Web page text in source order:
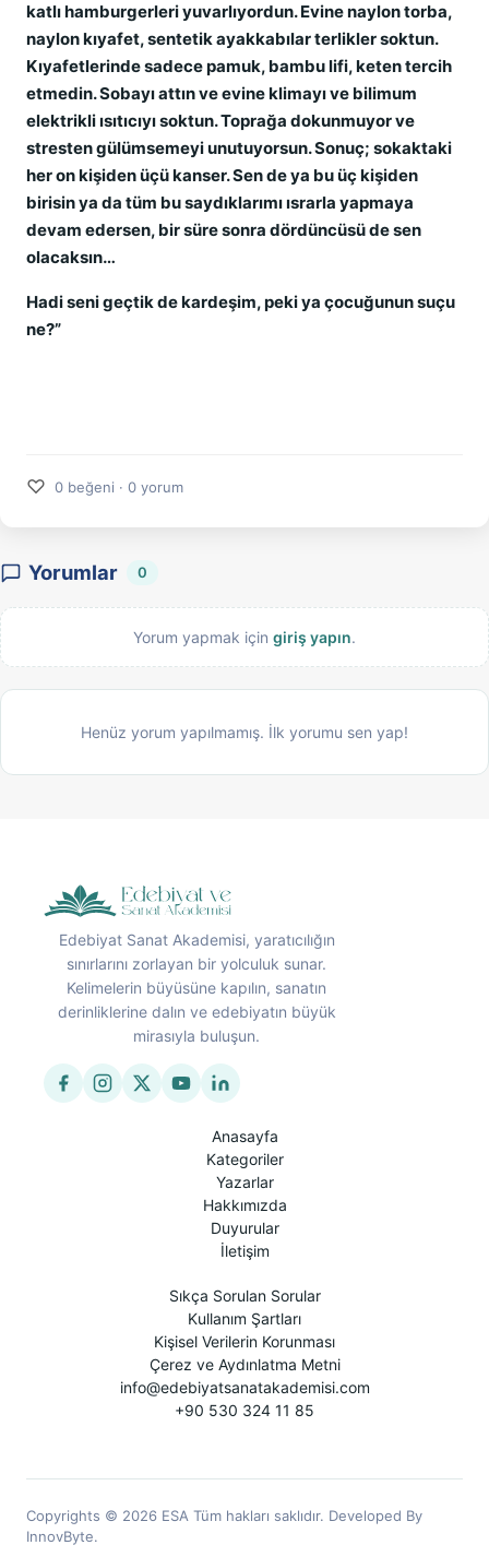
katlı hamburgerleri yuvarlıyordun. Evine naylon torba,
naylon kıyafet, sentetik ayakkabılar terlikler soktun.
Kıyafetlerinde sadece pamuk, bambu lifi, keten tercih
etmedin. Sobayı attın ve evine klimayı ve bilimum
elektrikli ısıtıcıyı soktun. Toprağa dokunmuyor ve
stresten gülümsemeyi unutuyorsun. Sonuç; sokaktaki
her on kişiden üçü kanser. Sen de ya bu üç kişiden
birisin ya da tüm bu saydıklarımı ısrarla yapmaya
devam edersen, bir süre sonra dördüncüsü de sen
olacaksın…
Hadi seni geçtik de kardeşim, peki ya çocuğunun suçu
ne?”
♡ 0 beğeni · 0 yorum
Yorumlar 0
Yorum yapmak için giriş yapın.
Henüz yorum yapılmamış. İlk yorumu sen yap!
Edebiyat Sanat Akademisi, yaratıcılığın
sınırlarını zorlayan bir yolculuk sunar.
Kelimelerin büyüsüne kapılın, sanatın
derinliklerine dalın ve edebiyatın büyük
mirasıyla buluşun.
Anasayfa
Kategoriler
Yazarlar
Hakkımızda
Duyurular
İletişim
Sıkça Sorulan Sorular
Kullanım Şartları
Kişisel Verilerin Korunması
Çerez ve Aydınlatma Metni
info@edebiyatsanatakademisi.com
+90 530 324 11 85
Copyrights © 2026 ESA Tüm hakları saklıdır. Developed By
InnovByte.